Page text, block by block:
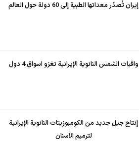
إيران تُصدّر معداتها الطبية إلى 60 دولة حول العالم
واقيات الشمس النانوية الإيرانية تغزو اسواق 4 دول
إنتاج جيل جديد من الكومبوزيتات النانوية الإيرانية
لترميم الأسنان